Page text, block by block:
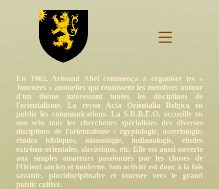
En 1962, Armand Abel commença à organiser les «
Journées » annuelles qui réunissent les membres autour
d'un thème intéressant toutes les disciplines de
l'orientalisme. La revue Acta Orientalia Belgica en
publie les communications. La S.R.B.É.O. accueille en
son sein tous les chercheurs spécialistes des diverses
disciplines de l'orientalisme : égyptologie, assyriologie,
études bibliques, islamologie, indianologie, études
extrême-orientales, slavistique, etc. Elle est aussi ouverte
aux simples amateurs passionnés par les choses de
l'Orient ancien et moderne. Son activité est donc à la fois
savante, pluridisciplinaire et tournée vers le grand
public cultivé.